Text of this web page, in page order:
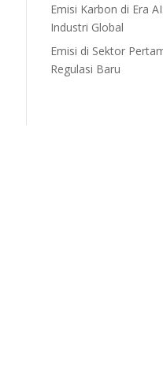
Emisi Karbon di Era
Industri Global
Emisi di Sektor
Regulasi Baru